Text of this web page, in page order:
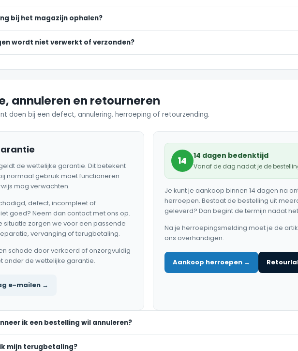
bij het magazijn ophalen?
wordt niet verwerkt of verzonden?
annuleren en retourneren
doen bij een defect, annulering, herroeping of retourzending.
de wettelijke garantie. Dit betekent
normaal gebruik moet functioneren
mag verwachten.
defect, incompleet of
goed? Neem dan contact met ons op.
situatie zorgen we voor een passende
vervanging of terugbetaling.
schade door verkeerd of onzorgvuldig
onder de wettelijke garantie.
e-mailen →
14 14 dagen bedenktijd
Vanaf de dag nadat je de
Je kunt je aankoop binnen 14 dagen na
herroepen. Bestaat de bestelling uit
geleverd? Dan begint de termijn nadat
Na je herroepingsmelding moet je de
ons overhandigen.
Aankoop herroepen →
ik een bestelling wil annuleren?
mijn terugbetaling?